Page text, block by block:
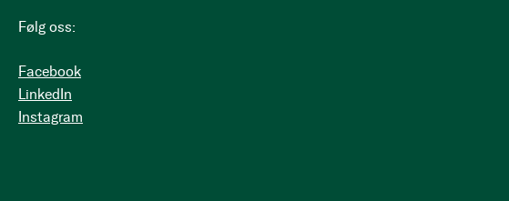
Følg oss:
Facebook
LinkedIn
Instagram